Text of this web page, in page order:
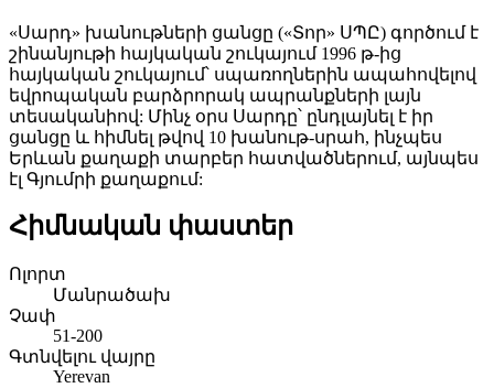
«Սարդ» խանութների ցանցը («Տոր» ՍՊԸ) գործում է
շինանյութի հայկական շուկայում 1996 թ-ից
հայկական շուկայում՝ սպառողներին ապահովելով
եվրոպական բարձրորակ ապրանքների լայն
տեսականիով: Մինչ օրս Սարդը՝ ընդլայնել է իր
ցանցը և հիմնել թվով 10 խանութ-սրահ, ինչպես
Երևան քաղաքի տարբեր հատվածներում, այնպես
էլ Գյումրի քաղաքում:
Հիմնական փաստեր
Ոլորտ
Մանրածախ
Չափ
51-200
Գտնվելու վայրը
Yerevan